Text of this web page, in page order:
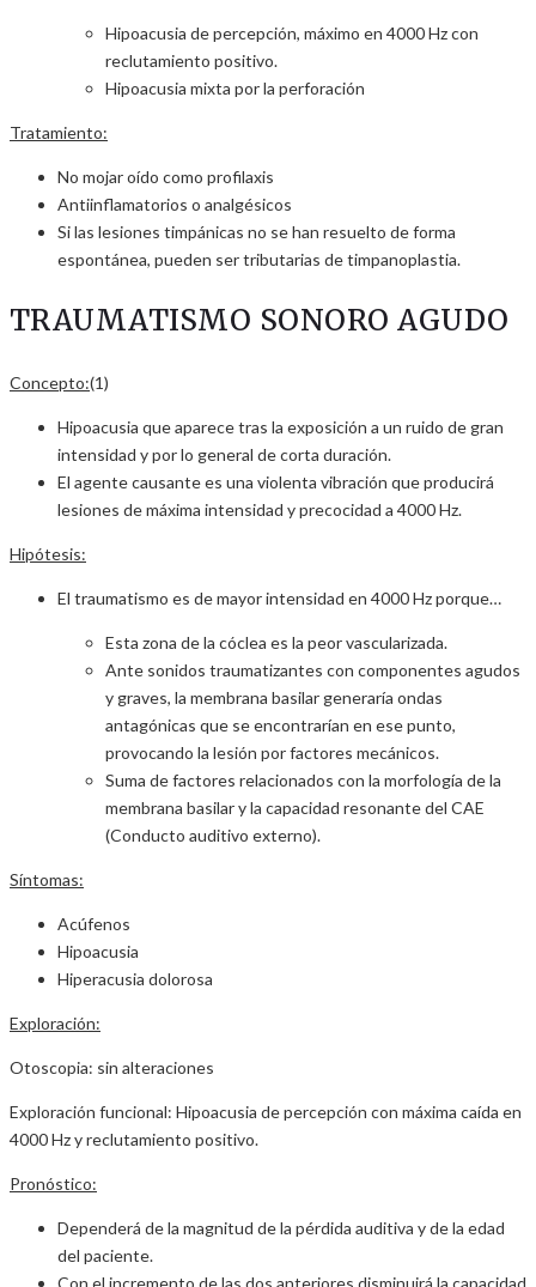
Hipoacusia de percepción, máximo en 4000 Hz con
reclutamiento positivo.
Hipoacusia mixta por la perforación
Tratamiento:
No mojar oído como profilaxis
Antiinflamatorios o analgésicos
Si las lesiones timpánicas no se han resuelto de forma
espontánea, pueden ser tributarias de timpanoplastia.
TRAUMATISMO SONORO AGUDO
Concepto:(1)
Hipoacusia que aparece tras la exposición a un ruido de gran
intensidad y por lo general de corta duración.
El agente causante es una violenta vibración que producirá
lesiones de máxima intensidad y precocidad a 4000 Hz.
Hipótesis:
El traumatismo es de mayor intensidad en 4000 Hz porque…
Esta zona de la cóclea es la peor vascularizada.
Ante sonidos traumatizantes con componentes agudos
y graves, la membrana basilar generaría ondas
antagónicas que se encontrarían en ese punto,
provocando la lesión por factores mecánicos.
Suma de factores relacionados con la morfología de la
membrana basilar y la capacidad resonante del CAE
(Conducto auditivo externo).
Síntomas:
Acúfenos
Hipoacusia
Hiperacusia dolorosa
Exploración:
Otoscopia: sin alteraciones
Exploración funcional: Hipoacusia de percepción con máxima caída en
4000 Hz y reclutamiento positivo.
Pronóstico:
Dependerá de la magnitud de la pérdida auditiva y de la edad
del paciente.
Con el incremento de las dos anteriores disminuirá la capacidad